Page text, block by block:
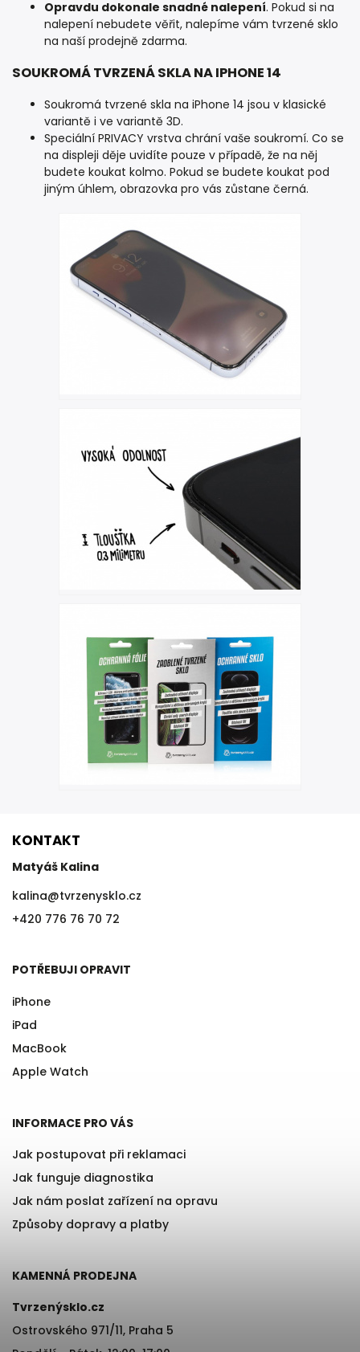
Opravdu dokonale snadné nalepení. Pokud si na
nalepení nebudete věřit, nalepíme vám tvrzené sklo
na naší prodejně zdarma.
SOUKROMÁ TVRZENÁ SKLA NA IPHONE 14
Soukromá tvrzené skla na iPhone 14 jsou v klasické
variantě i ve variantě 3D.
Speciální PRIVACY vrstva chrání vaše soukromí. Co se
na displeji děje uvidíte pouze v případě, že na něj
budete koukat kolmo. Pokud se budete koukat pod
jiným úhlem, obrazovka pro vás zůstane černá.
KONTAKT
Matyáš Kalina
kalina@tvrzenysklo.cz
+420 776 76 70 72
POTŘEBUJI OPRAVIT
iPhone
iPad
MacBook
Apple Watch
INFORMACE PRO VÁS
Jak postupovat při reklamaci
Jak funguje diagnostika
Jak nám poslat zařízení na opravu
Způsoby dopravy a platby
KAMENNÁ PRODEJNA
Tvrzenýsklo.cz
Ostrovského 971/11, Praha 5